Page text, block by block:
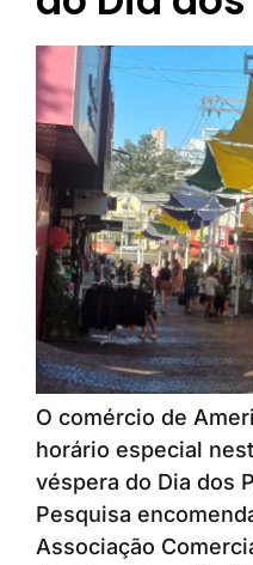
O comércio de
horário especial
véspera do Dia dos
Pesquisa
Associação